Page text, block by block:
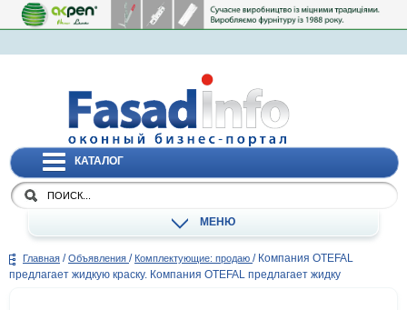
КАТАЛОГ
МЕНЮ
Главная / Объявления / Комплектующие: продаю / Компания OTEFAL
предлагает жидкую краску. Компания OTEFAL предлагает жидку